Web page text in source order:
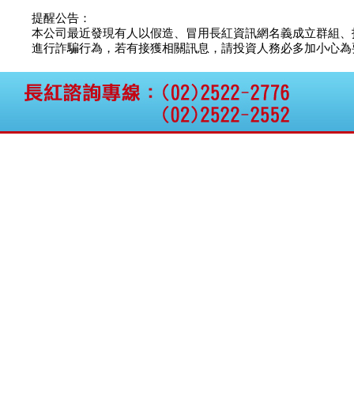
提醒公告：
本公司最近發現有人以假造、冒用長紅資訊網名義成立群組
進行詐騙行為，若有接獲相關訊息，請投資人務必多加小心